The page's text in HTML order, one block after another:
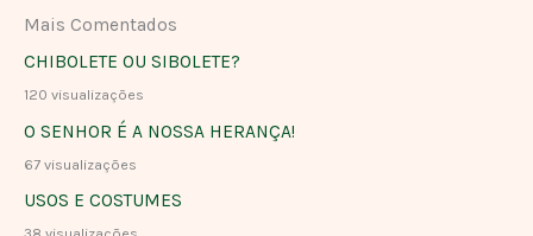
Mais Comentados
CHIBOLETE OU SIBOLETE?
120 visualizações
O SENHOR É A NOSSA HERANÇA!
67 visualizações
USOS E COSTUMES